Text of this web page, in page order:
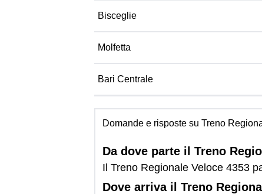
Bisceglie
Molfetta
Bari Centrale
Domande e risposte su Treno
Da dove parte il Treno
Il Treno Regionale Veloce 4353
Dove arriva il Treno